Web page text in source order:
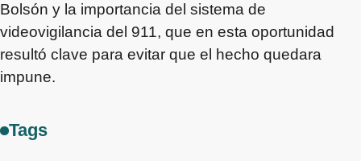
Bolsón y la importancia del sistema de
videovigilancia del 911, que en esta oportunidad
resultó clave para evitar que el hecho quedara
impune.
Tags